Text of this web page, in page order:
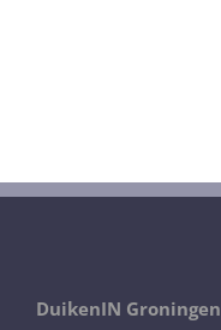
DuikenIN Groningen